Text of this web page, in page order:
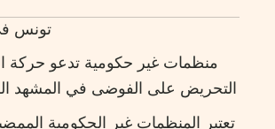
تونس في 7 فيفري
منظمات غير حكومية تدعو حركة
التحريض على الفوضى في المشهد
تعتبر المنظمات غير الحكومية